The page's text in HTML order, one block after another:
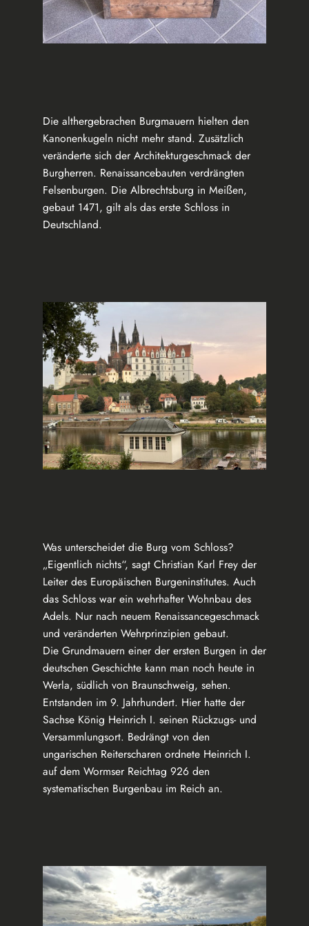
Die althergebrachen Burgmauern hielten den
Kanonenkugeln nicht mehr stand. Zusätzlich
veränderte sich der Architekturgeschmack der
Burgherren. Renaissancebauten verdrängten
Felsenburgen. Die Albrechtsburg in Meißen,
gebaut 1471, gilt als das erste Schloss in
Deutschland.
Was unterscheidet die Burg vom Schloss?
„Eigentlich nichts“, sagt Christian Karl Frey der
Leiter des Europäischen Burgeninstitutes. Auch
das Schloss war ein wehrhafter Wohnbau des
Adels. Nur nach neuem Renaissancegeschmack
und veränderten Wehrprinzipien gebaut.
Die Grundmauern einer der ersten Burgen in der
deutschen Geschichte kann man noch heute in
Werla, südlich von Braunschweig, sehen.
Entstanden im 9. Jahrhundert. Hier hatte der
Sachse König Heinrich I. seinen Rückzugs- und
Versammlungsort. Bedrängt von den
ungarischen Reiterscharen ordnete Heinrich I.
auf dem Wormser Reichtag 926 den
systematischen Burgenbau im Reich an.